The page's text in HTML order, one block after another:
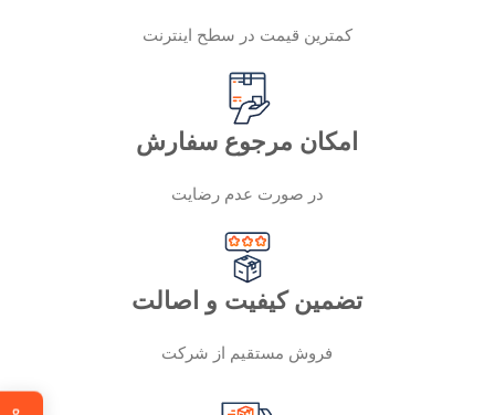
کمترین قیمت در سطح اینترنت
امکان مرجوع سفارش
در صورت عدم رضایت
تضمین کیفیت و اصالت
فروش مستقیم از شرکت